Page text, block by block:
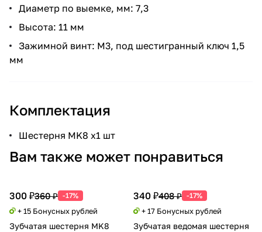
Диаметр по выемке, мм: 7,3
Высота: 11 мм
Зажимной винт: М3, под шестигранный ключ 1,5
мм
Комплектация
Шестерня MK8 x1 шт
Вам также может понравиться
300 ₽360 ₽ -17%
+ 15 Бонусных рублей
Зубчатая шестерня MK8
340 ₽408 ₽ -17%
+ 17 Бонусных рублей
Зубчатая ведомая шестерня